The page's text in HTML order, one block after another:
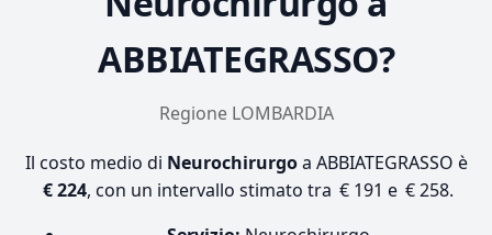
ABBIATEGRASSO?
Regione LOMBARDIA
Il costo medio di Neurochirurgoa ABBIATEGRASSO è
€ 224, con un intervallo stimato tra € 191 e € 258.